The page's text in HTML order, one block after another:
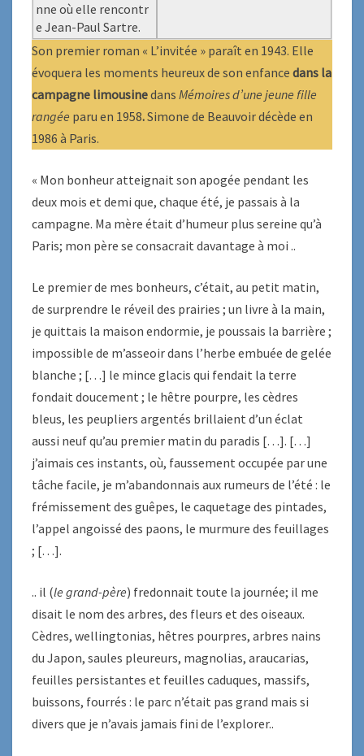
nne où elle rencontr
e Jean-Paul Sartre.
Son premier roman « L’invitée » paraît en 1943. Elle
évoquera les moments heureux de son enfance dans la
campagne limousinedans Mémoires d’une jeune fille
rangée paru en 1958.Simone de Beauvoir décède en
1986 à Paris.
« Mon bonheur atteignait son apogée pendant les
deux mois et demi que, chaque été, je passais à la
campagne. Ma mère était d’humeur plus sereine qu’à
Paris; mon père se consacrait davantage à moi ..
Le premier de mes bonheurs, c’était, au petit matin,
de surprendre le réveil des prairies ; un livre à la main,
je quittais la maison endormie, je poussais la barrière ;
impossible de m’asseoir dans l’herbe embuée de gelée
blanche ; […] le mince glacis qui fendait la terre
fondait doucement ; le hêtre pourpre, les cèdres
bleus, les peupliers argentés brillaient d’un éclat
aussi neuf qu’au premier matin du paradis […]. […]
j’aimais ces instants, où, faussement occupée par une
tâche facile, je m’abandonnais aux rumeurs de l’été : le
frémissement des guêpes, le caquetage des pintades,
l’appel angoissé des paons, le murmure des feuillages
; […].
.. il (le grand-père) fredonnait toute la journée; il me
disait le nom des arbres, des fleurs et des oiseaux.
Cèdres, wellingtonias, hêtres pourpres, arbres nains
du Japon, saules pleureurs, magnolias, araucarias,
feuilles persistantes et feuilles caduques, massifs,
buissons, fourrés : le parc n’était pas grand mais si
divers que je n’avais jamais fini de l’explorer..